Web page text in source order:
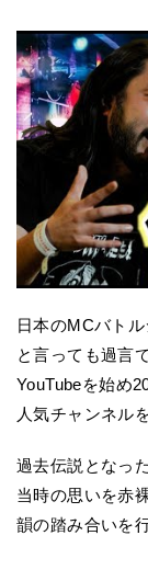
日本のMCバト
と言っても過言
YouTubeを始め
人気チャンネル
過去伝説となっ
当時の思いを赤
韻の踏み合いを